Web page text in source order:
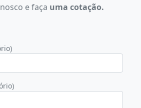
e faça uma cotação.